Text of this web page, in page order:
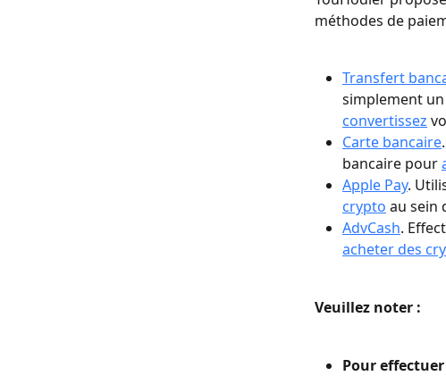
méthodes de
Transfert
simplement
convertissez
Carte bancaire
bancaire pour
Apple Pay.
crypto au sein
AdvCash.
acheter des
Veuillez noter :
Pour